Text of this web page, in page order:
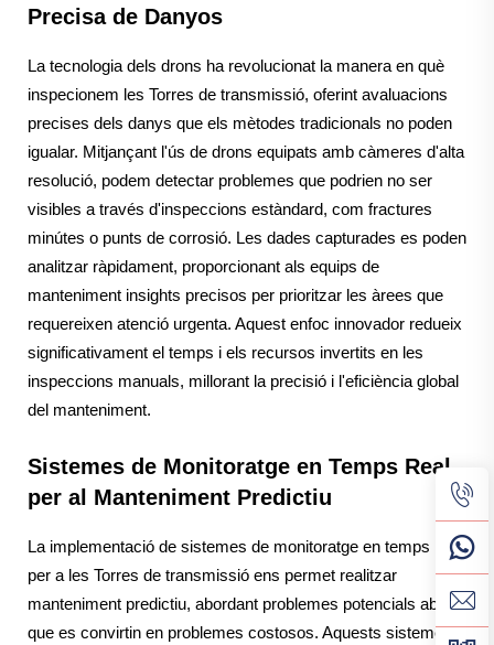
Precisa de Danyos
La tecnologia dels drons ha revolucionat la manera en què
inspecionem les Torres de transmissió, oferint avaluacions
precises dels danys que els mètodes tradicionals no poden
igualar. Mitjançant l'ús de drons equipats amb càmeres d'alta
resolució, podem detectar problemes que podrien no ser
visibles a través d'inspeccions estàndard, com fractures
minútes o punts de corrosió. Les dades capturades es poden
analitzar ràpidament, proporcionant als equips de
manteniment insights precisos per prioritzar les àrees que
requereixen atenció urgenta. Aquest enfoc innovador redueix
significativament el temps i els recursos invertits en les
inspeccions manuals, millorant la precisió i l'eficiència global
del manteniment.
Sistemes de Monitoratge en Temps Real
per al Manteniment Predictiu
La implementació de sistemes de monitoratge en temps real
per a les Torres de transmissió ens permet realitzar
manteniment predictiu, abordant problemes potencials abans
que es convirtin en problemes costosos. Aquests sistemes